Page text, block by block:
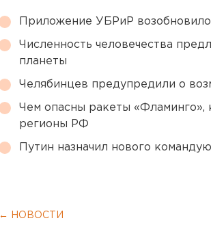
Приложение УБРиР
Численность человечества
планеты
Челябинцев предупредили о
Чем опасны ракеты «Фламинго»,
регионы РФ
Путин назначил нового
← НОВОСТИ